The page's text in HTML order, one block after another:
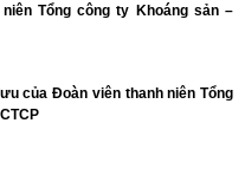
Tổng công ty Khoáng sản –
của Đoàn viên thanh niên Tổng